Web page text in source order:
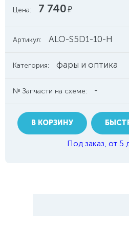
Цена: 7 740руб.
Артикул: ALO-S5D1-10-H
Категория: фары и оптика
№ Запчасти на схеме: -
В КОРЗИНУ
Под заказ, от 5